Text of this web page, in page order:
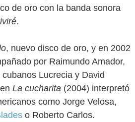
de oro con la banda sonora
.
, nuevo disco de oro, y en 2002
por Raimundo Amador,
Lucrecia y David
La cucharita (2004) interpretó
como Jorge Velosa,
o Roberto Carlos.